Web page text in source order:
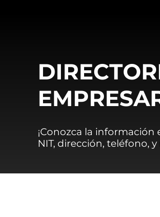
¡Conozca la
NIT, dirección, teléfono,